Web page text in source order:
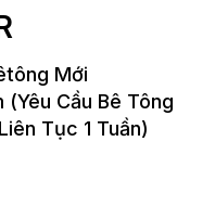
Mới
(yêu Cầu Bê Tông
Tục 1 Tuần)